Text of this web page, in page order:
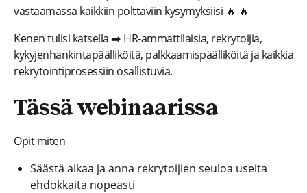
vastaamassa kaikkiin polttaviin kysymyksiisi 🔥 🔥
Kenen tulisi katsella ➡️ HR-ammattilaisia, rekrytoijia,
kykyjenhankintapäälliköitä, palkkaamispäälliköitä ja kaikkia
rekrytointiprosessiin osallistuvia.
Tässä webinaarissa
Opit miten
Säästä aikaa ja anna rekrytoijien seuloa useita
ehdokkaita nopeasti